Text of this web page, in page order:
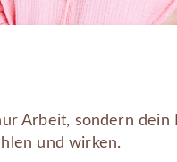
Arbeit, sondern dein
und wirken.